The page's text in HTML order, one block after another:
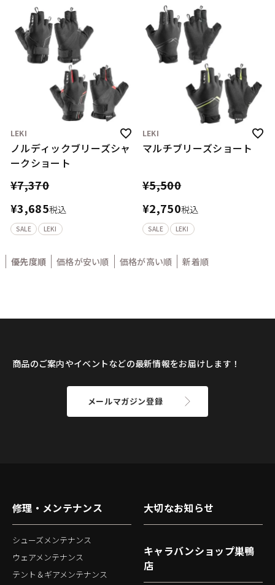
LEKI
ノルディックブリーズシャ
ークショート
¥7,370
¥3,685税込
SALE LEKI
LEKI
マルチブリーズショート
¥5,500
¥2,750税込
SALE LEKI
優先度順 価格が安い順 価格が高い順 新着順
商品のご案内やイベントなどの最新情報をお届けします！
メールマガジン登録
修理・メンテナンス
シューズメンテナンス
ウェアメンテナンス
テント＆ギアメンテナンス
大切なお知らせ
キャラバンショップ巣鴨
店